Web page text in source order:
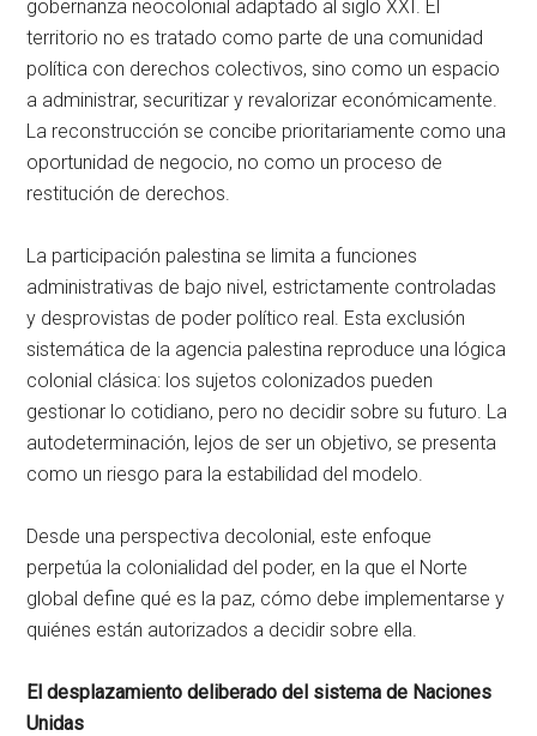
gobernanza neocolonial adaptado al siglo XXI. El
territorio no es tratado como parte de una comunidad
política con derechos colectivos, sino como un espacio
a administrar, securitizar y revalorizar económicamente.
La reconstrucción se concibe prioritariamente como una
oportunidad de negocio, no como un proceso de
restitución de derechos.
La participación palestina se limita a funciones
administrativas de bajo nivel, estrictamente controladas
y desprovistas de poder político real. Esta exclusión
sistemática de la agencia palestina reproduce una lógica
colonial clásica: los sujetos colonizados pueden
gestionar lo cotidiano, pero no decidir sobre su futuro. La
autodeterminación, lejos de ser un objetivo, se presenta
como un riesgo para la estabilidad del modelo.
Desde una perspectiva decolonial, este enfoque
perpetúa la colonialidad del poder, en la que el Norte
global define qué es la paz, cómo debe implementarse y
quiénes están autorizados a decidir sobre ella.
El desplazamiento deliberado del sistema de Naciones
Unidas